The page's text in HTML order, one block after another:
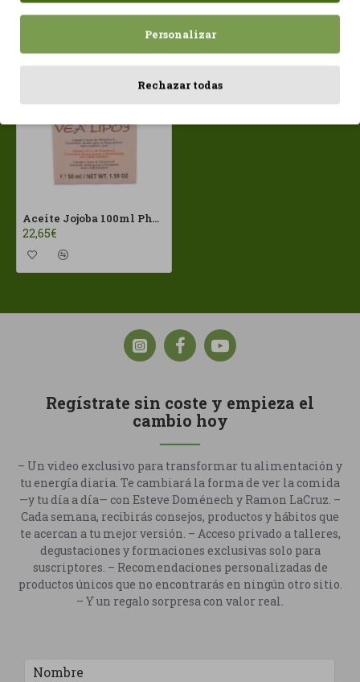
Aceite Jojoba 100ml Physalis ECO
22,65€
Regístrate sin coste y empieza el
cambio hoy
– Un video exclusivo para transformar tu alimentación y
tu energía diaria. Te cambiará la forma de ver la comida
—y tu día a día— con Esteve Doménech y Ramon LaCruz. –
Cada semana, recibirás consejos, productos y hábitos que
te acercan a tu mejor versión. – Acceso privado a talleres,
degustaciones y formaciones exclusivas solo para
suscriptores. – Recomendaciones personalizadas de
productos únicos que no encontrarás en ningún otro sitio.
– Y un regalo sorpresa con valor real.
Personalizar
Rechazar todas